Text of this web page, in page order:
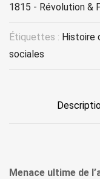
1815 - Révolution &
Étiquettes : Histoire
sociales
Menace ultime de